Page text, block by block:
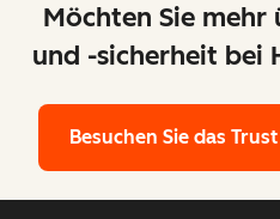
Möchten Sie mehr
und -sicherheit bei
Besuchen Sie das